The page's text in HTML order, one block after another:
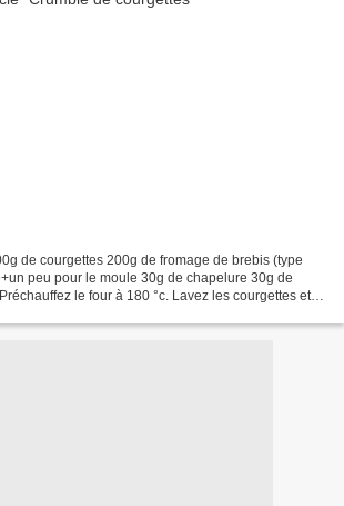
de courgettes 200g de fromage de brebis (type
peu pour le moule 30g de chapelure 30g de
le four à 180 °c. Lavez les courgettes et